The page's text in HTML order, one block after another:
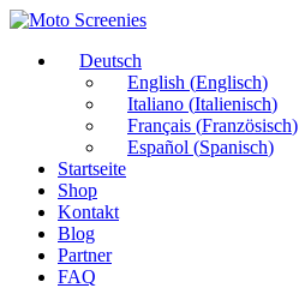
Deutsch
English (Englisch)
Italiano (Italienisch)
Français (Französisch)
Español (Spanisch)
Startseite
Shop
Kontakt
Blog
Partner
FAQ